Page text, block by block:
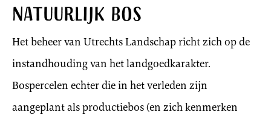
Natuurlijk bos
Het beheer van Utrechts Landschap richt zich op de
instandhouding van het landgoedkarakter.
Bospercelen echter die in het verleden zijn
aangeplant als productiebos (en zich kenmerken